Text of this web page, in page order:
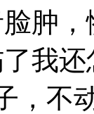
肿
我
，不